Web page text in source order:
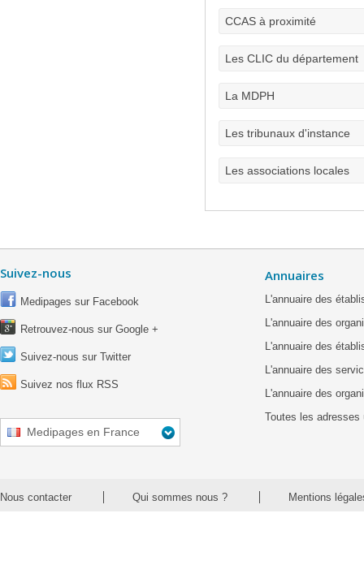
CCAS à proximité
Les CLIC du département
La MDPH
Les tribunaux d'instance
Les associations locales
Suivez-nous
Medipages sur Facebook
Retrouvez-nous sur Google +
Suivez-nous sur Twitter
Suivez nos flux RSS
Medipages en France
Annuaires
L'annuaire des
L'annuaire des
L'annuaire des
L'annuaire des
L'annuaire des
Toutes les adresses
Nous contacter Qui sommes nous ? Mentions